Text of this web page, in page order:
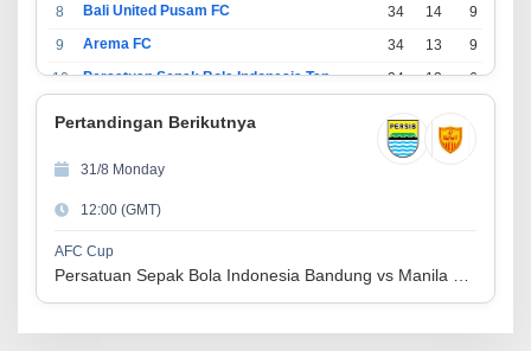
8
Bali United Pusam FC 34 14 9
9
Arema FC 34 13 9
10
Persatuan Sepak Bola Indonesia Tangerang 34 13 6
34 11
13
14
Madura United FC
15
Persatuan Sepakbola Makassar
16
Persis Solo 34 8 10
Semen Padang FC
Pertandingan Berikutnya
31/8 Monday
12:00 (GMT)
AFC Cup